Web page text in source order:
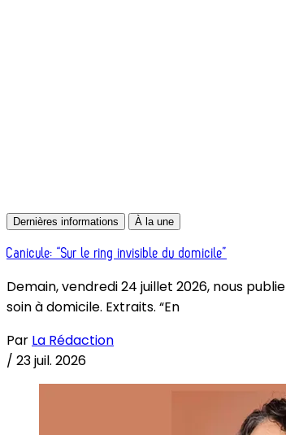
Dernières informations À la une
Canicule: “Sur le ring invisible du domicile”
Demain, vendredi 24 juillet 2026, nous
soin à domicile. Extraits. “En
Par La Rédaction
/ 23 juil. 2026